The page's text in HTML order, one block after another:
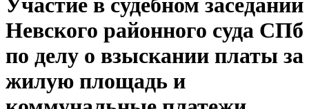
Участие в судебном заседании
Невского районного суда СПб
по делу о взыскании платы за
жилую площадь и